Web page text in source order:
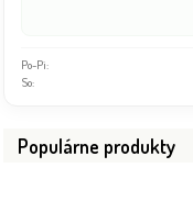
Po-Pi:
So:
Populárne produkty